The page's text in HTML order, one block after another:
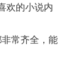
欢的小说内
常齐全，能